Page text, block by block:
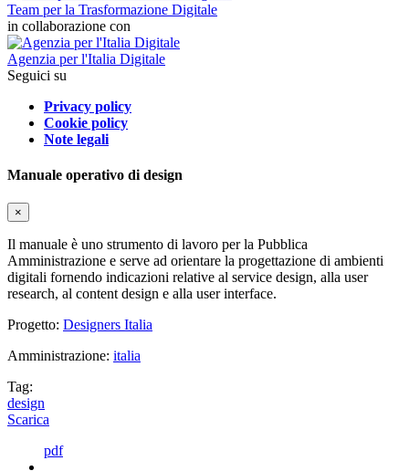
Team per la Trasformazione Digitale
in collaborazione con
Agenzia per l'Italia Digitale
Seguici su
Privacy policy
Cookie policy
Note legali
Manuale operativo di design
×
Il manuale è uno strumento di lavoro per la Pubblica
Amministrazione e serve ad orientare la progettazione di ambienti
digitali fornendo indicazioni relative al service design, alla user
research, al content design e alla user interface.
Progetto: Designers Italia
Amministrazione: italia
Tag:
design
Scarica
pdf